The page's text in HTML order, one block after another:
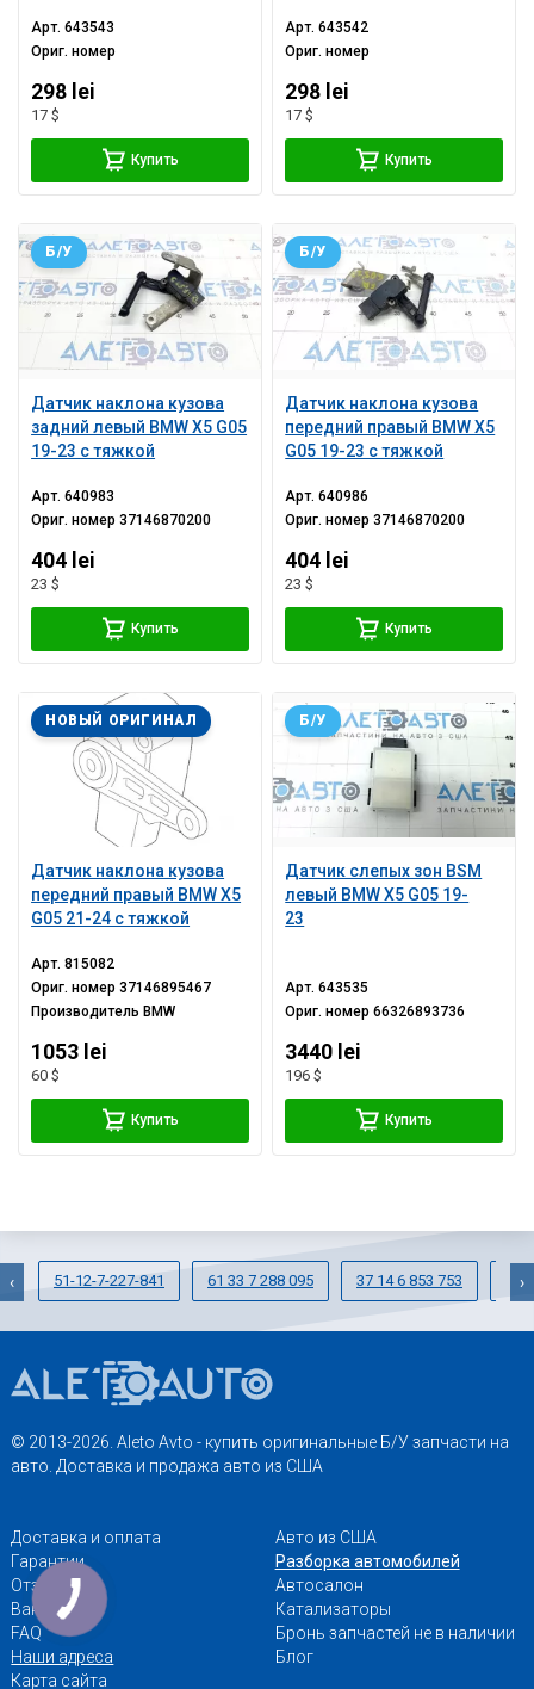
Арт.643543
Ориг. номер
298 lei
17 $
Купить
Арт.643542
Ориг. номер
298 lei
17 $
Купить
Датчик наклона кузова
задний левый BMW X5 G05
19-23 с тяжкой
Б/У
Арт.640983
Ориг. номер37146870200
404 lei
23 $
Купить
Датчик наклона кузова
передний правый BMW X5
G05 19-23 с тяжкой
Б/У
Арт.640986
Ориг. номер37146870200
404 lei
23 $
Купить
Датчик наклона кузова
передний правый BMW X5
G05 21-24 с тяжкой
НОВЫЙ ОРИГИНАЛ
Арт.815082
Ориг. номер37146895467
Производитель BMW
1053 lei
60 $
Купить
Датчик слепых зон BSM
левый BMW X5 G05 19-
23
Б/У
Арт.643535
Ориг. номер66326893736
3440 lei
196 $
Купить
51-12-7-227-841 61 33 7 288 095 37 14 6 853 753
‹ ›
© 2013-2026. Aleto Avto - купить оригинальные Б/У запчасти на
авто. Доставка и продажа авто из США
Доставка и оплата
Гарантии
Отзывы
Вакансии
FAQ
Наши адреса
Карта сайта
Авто из США
Разборка автомобилей
Автосалон
Катализаторы
Бронь запчастей не в наличии
Блог